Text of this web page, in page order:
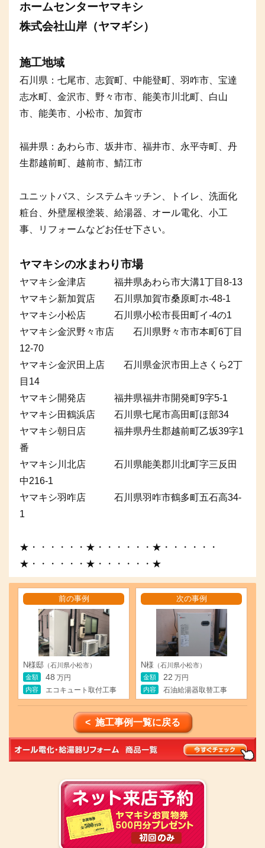
ホームセンターヤマキシ
株式会社山岸（ヤマギシ）
施工地域
石川県：七尾市、志賀町、中能登町、羽咋市、宝達
志水町、金沢市、野々市市、能美市川北町、白山
市、能美市、小松市、加賀市
福井県：あわら市、坂井市、福井市、永平寺町、丹
生郡越前町、越前市、鯖江市
ユニットバス、システムキッチン、トイレ、洗面化
粧台、外壁屋根塗装、給湯器、オール電化、小工
事、リフォームなどお任せ下さい。
ヤマキシの水まわり市場
ヤマキシ金津店 福井県あわら市大溝1丁目8-13
ヤマキシ新加賀店 石川県加賀市桑原町ホ-48-1
ヤマキシ小松店 石川県小松市長田町イ-4の1
ヤマキシ金沢野々市店 石川県野々市市本町6丁目
12-70
ヤマキシ金沢田上店 石川県金沢市田上さくら2丁
目14
ヤマキシ開発店 福井県福井市開発町9字5-1
ヤマキシ田鶴浜店 石川県七尾市高田町ほ部34
ヤマキシ朝日店 福井県丹生郡越前町乙坂39字1
番
ヤマキシ川北店 石川県能美郡川北町字三反田
中216-1
ヤマキシ羽咋店 石川県羽咋市鶴多町五石高34-
1
★・・・・・・★・・・・・・★・・・・・・
★・・・・・・★・・・・・・★
前の事例
N様邸 （石川県小松市）
金額
48 万円
内容
エコキュート取付工事
次の事例
N様 （石川県小松市）
金額
22 万円
内容
石油給湯器取替工事
< 施工事例一覧に戻る